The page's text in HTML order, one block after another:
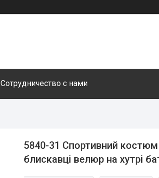
Сотрудничество с нами
5840-31 Спортивний
блискавці велюр на хутрі